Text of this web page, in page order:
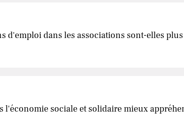
d'emploi dans les associations sont-elles
l'économie sociale et solidaire mieux